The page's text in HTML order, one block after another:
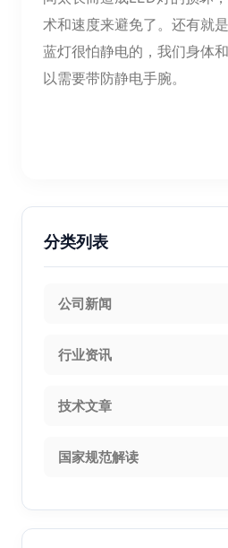
术和速度来避免了。还有就
蓝灯很怕静电的，我们身体
以需要带防静电手腕。
分类列表
公司新闻
行业资讯
技术文章
国家规范解读